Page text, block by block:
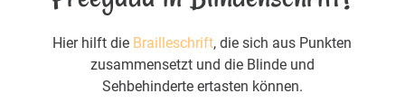
Hier hilft die Brailleschrift, die sich aus Punkten
zusammensetzt und die Blinde und
Sehbehinderte ertasten können.